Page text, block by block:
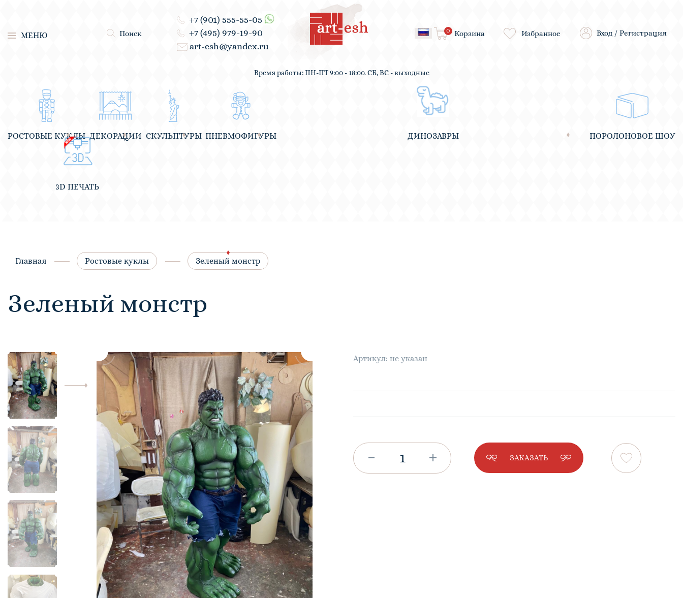
МЕНЮ Поиск
+7 (901) 555-55-05
+7 (495) 979-19-90
art-esh@yandex.ru
Корзина
0 Избранное Вход / Регистрация
Время работы: ПН-ПТ 9:00 - 18:00. СБ, ВС - выходные
РОСТОВЫЕ КУКЛЫ ДЕКОРАЦИИ СКУЛЬПТУРЫ ПНЕВМОФИГУРЫ ДИНОЗАВРЫ ПОРОЛОНОВОЕ ШОУ
3D ПЕЧАТЬ
Главная Ростовые куклы Зеленый монстр
Зеленый монстр
Артикул: не указан
ЗАКАЗАТЬ